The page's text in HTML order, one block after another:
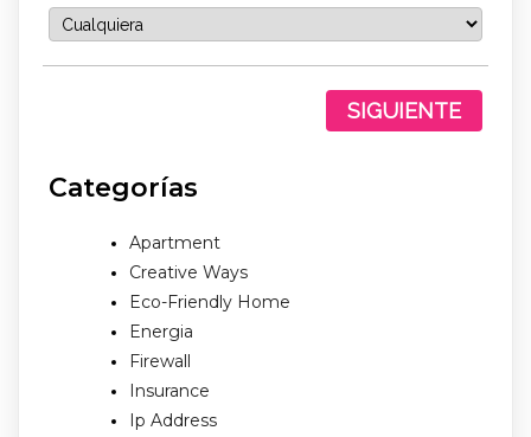
SIGUIENTE
Categorías
Apartment
Creative Ways
Eco-Friendly Home
Energia
Firewall
Insurance
Ip Address